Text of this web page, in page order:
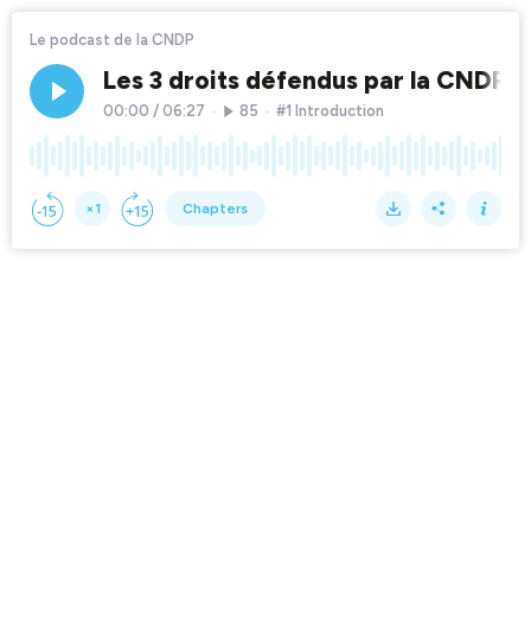
Le podcast de la CNDP
Les 3 droits défendus par la CNDP,
00:00 / 06:27 85 #1 Introduction
×1 Chapters